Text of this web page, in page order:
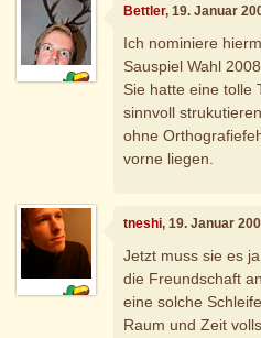
Bettler, 19. Januar
Ich nominiere
Sauspiel Wahl
Sie hatte eine tolle
sinnvoll
ohne
vorne liegen.
tneshi, 19. Januar
Jetzt muss sie es
die Freundschaft
eine solche
Raum und Zeit